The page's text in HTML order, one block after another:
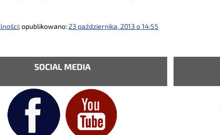
; opublikowano: 23 października, 2013 o 14:55
SOCIAL MEDIA